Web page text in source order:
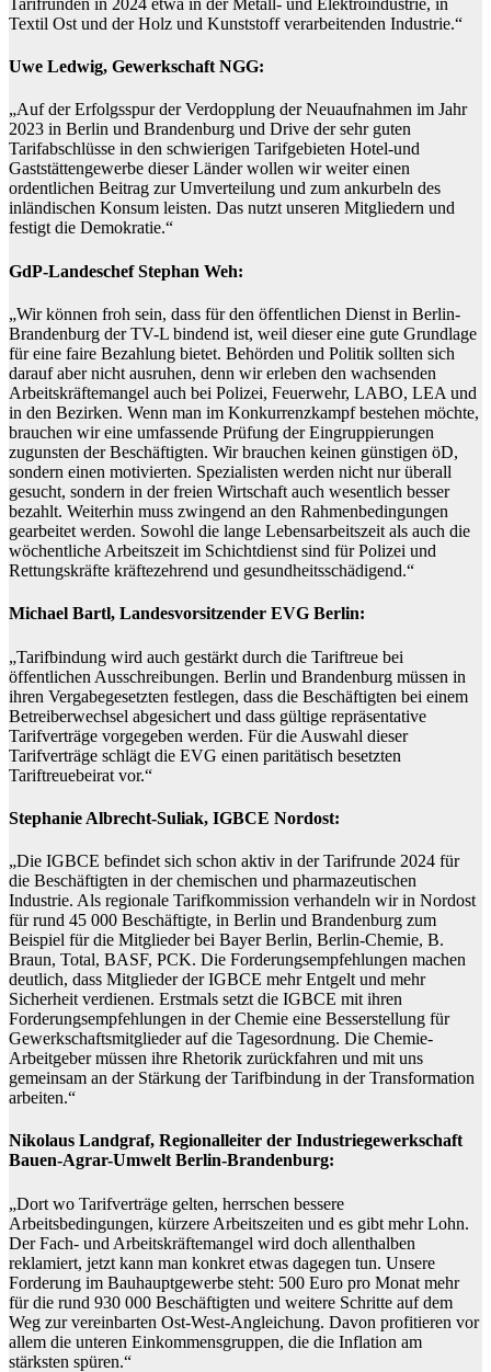
Tarifrunden in 2024 etwa in der Metall- und Elektroindustrie, in
Textil Ost und der Holz und Kunststoff verarbeitenden Industrie.“
Uwe Ledwig, Gewerkschaft NGG:
„Auf der Erfolgsspur der Verdopplung der Neuaufnahmen im Jahr
2023 in Berlin und Brandenburg und Drive der sehr guten
Tarifabschlüsse in den schwierigen Tarifgebieten Hotel-und
Gaststättengewerbe dieser Länder wollen wir weiter einen
ordentlichen Beitrag zur Umverteilung und zum ankurbeln des
inländischen Konsum leisten. Das nutzt unseren Mitgliedern und
festigt die Demokratie.“
GdP-Landeschef Stephan Weh:
„Wir können froh sein, dass für den öffentlichen Dienst in Berlin-
Brandenburg der TV-L bindend ist, weil dieser eine gute Grundlage
für eine faire Bezahlung bietet. Behörden und Politik sollten sich
darauf aber nicht ausruhen, denn wir erleben den wachsenden
Arbeitskräftemangel auch bei Polizei, Feuerwehr, LABO, LEA und
in den Bezirken. Wenn man im Konkurrenzkampf bestehen möchte,
brauchen wir eine umfassende Prüfung der Eingruppierungen
zugunsten der Beschäftigten. Wir brauchen keinen günstigen öD,
sondern einen motivierten. Spezialisten werden nicht nur überall
gesucht, sondern in der freien Wirtschaft auch wesentlich besser
bezahlt. Weiterhin muss zwingend an den Rahmenbedingungen
gearbeitet werden. Sowohl die lange Lebensarbeitszeit als auch die
wöchentliche Arbeitszeit im Schichtdienst sind für Polizei und
Rettungskräfte kräftezehrend und gesundheitsschädigend.“
Michael Bartl, Landesvorsitzender EVG Berlin:
„Tarifbindung wird auch gestärkt durch die Tariftreue bei
öffentlichen Ausschreibungen. Berlin und Brandenburg müssen in
ihren Vergabegesetzten festlegen, dass die Beschäftigten bei einem
Betreiberwechsel abgesichert und dass gültige repräsentative
Tarifverträge vorgegeben werden. Für die Auswahl dieser
Tarifverträge schlägt die EVG einen paritätisch besetzten
Tariftreuebeirat vor.“
Stephanie Albrecht-Suliak, IGBCE Nordost:
„Die IGBCE befindet sich schon aktiv in der Tarifrunde 2024 für
die Beschäftigten in der chemischen und pharmazeutischen
Industrie. Als regionale Tarifkommission verhandeln wir in Nordost
für rund 45 000 Beschäftigte, in Berlin und Brandenburg zum
Beispiel für die Mitglieder bei Bayer Berlin, Berlin-Chemie, B.
Braun, Total, BASF, PCK. Die Forderungsempfehlungen machen
deutlich, dass Mitglieder der IGBCE mehr Entgelt und mehr
Sicherheit verdienen. Erstmals setzt die IGBCE mit ihren
Forderungsempfehlungen in der Chemie eine Besserstellung für
Gewerkschaftsmitglieder auf die Tagesordnung. Die Chemie-
Arbeitgeber müssen ihre Rhetorik zurückfahren und mit uns
gemeinsam an der Stärkung der Tarifbindung in der Transformation
arbeiten.“
Nikolaus Landgraf, Regionalleiter der Industriegewerkschaft
Bauen-Agrar-Umwelt Berlin-Brandenburg:
„Dort wo Tarifverträge gelten, herrschen bessere
Arbeitsbedingungen, kürzere Arbeitszeiten und es gibt mehr Lohn.
Der Fach- und Arbeitskräftemangel wird doch allenthalben
reklamiert, jetzt kann man konkret etwas dagegen tun. Unsere
Forderung im Bauhauptgewerbe steht: 500 Euro pro Monat mehr
für die rund 930 000 Beschäftigten und weitere Schritte auf dem
Weg zur vereinbarten Ost-West-Angleichung. Davon profitieren vor
allem die unteren Einkommensgruppen, die die Inflation am
stärksten spüren.“